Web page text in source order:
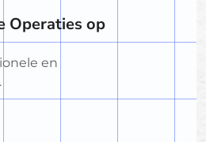
Operaties op
en